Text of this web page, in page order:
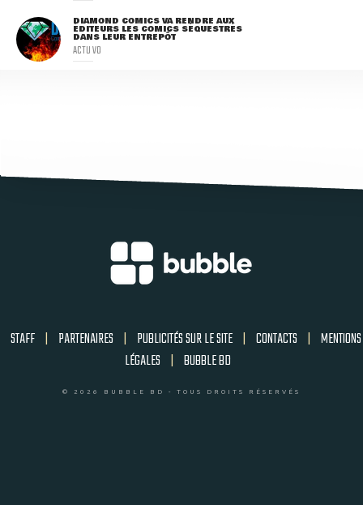
DIAMOND COMICS VA RENDRE AUX
ÉDITEURS LES COMICS SÉQUESTRÉS
DANS LEUR ENTREPÔT
ACTU VO
STAFF | PARTENAIRES | PUBLICITÉS SUR LE SITE | CONTACTS | MENTIONS
LÉGALES | BUBBLE BD
© 2026 BUBBLE BD - TOUS DROITS RÉSERVÉS